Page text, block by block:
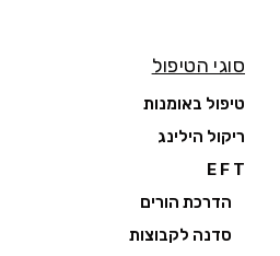
סוגי הטיפול
טיפול באומנות
ריקול הילינג
E F T
הדרכת הורים
סדנה לקבוצות